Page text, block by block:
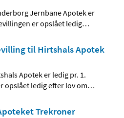
Jernbane Apotek er
er opslået ledig…
til Hirtshals Apotek
Apotek er ledig pr. 1.
opslået ledig efter lov om…
Trekroner